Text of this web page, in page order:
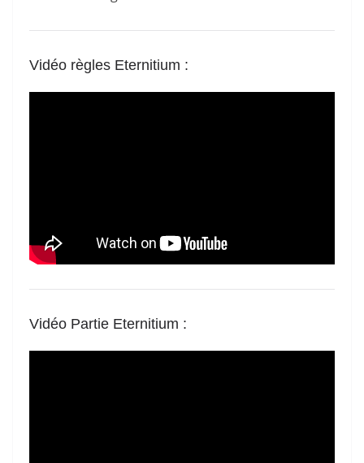
Vidéo règles Eternitium :
Vidéo Partie Eternitium :